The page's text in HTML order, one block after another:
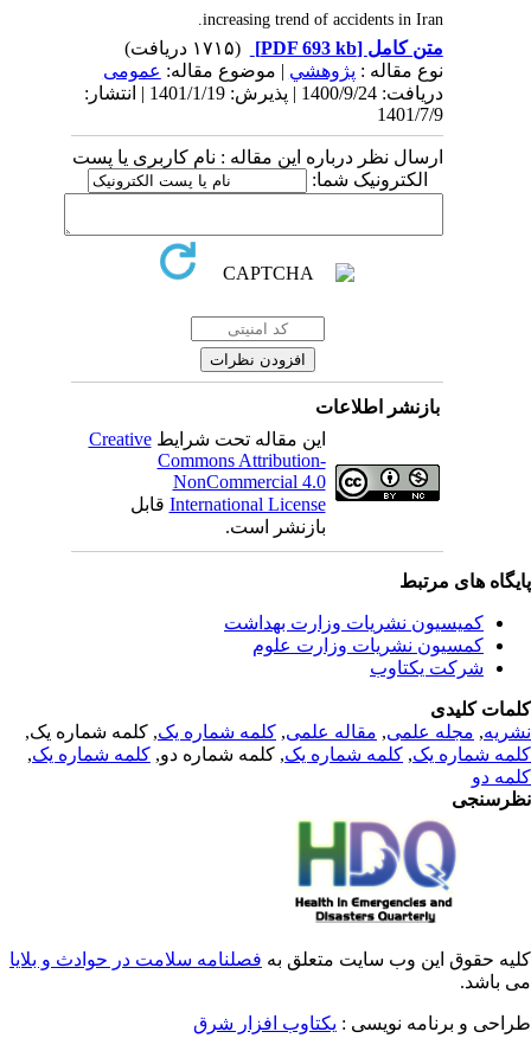
increasing trend of accidents in Iran.
متن کامل[PDF 693 kb]
نوع مقاله : پژوهشي| موضوع مقاله:عمومى
دریافت: 1400/9/24 | پذیرش: 1401/1/19 | انتشار:
1401/7/9
ارسال نظر درباره این مقاله : نام کاربری یا پست
الکترونیک شما:
بازنشر اطلاعات
این مقاله تحت شرایطCreative
Commons Attribution-
NonCommercial 4.0
International Licenseقابل
بازنشر است.
های مرتبط
کمیسیون نشریات وزارت بهداشت
کمسیون نشریات وزارت علوم
شرکت یکتاوب
کلیدی
,مجله علمی, مقاله علمی, کلمه شماره یک, کلمه شماره یک,
شماره یک,کلمه شماره یک, کلمه شماره دو,کلمه شماره یک,
دو
حقوق این وب سایت متعلق بهفصلنامه سلامت در حوادث و بلایا
باشد.
و برنامه نویسی : یکتاوب افزار شرق